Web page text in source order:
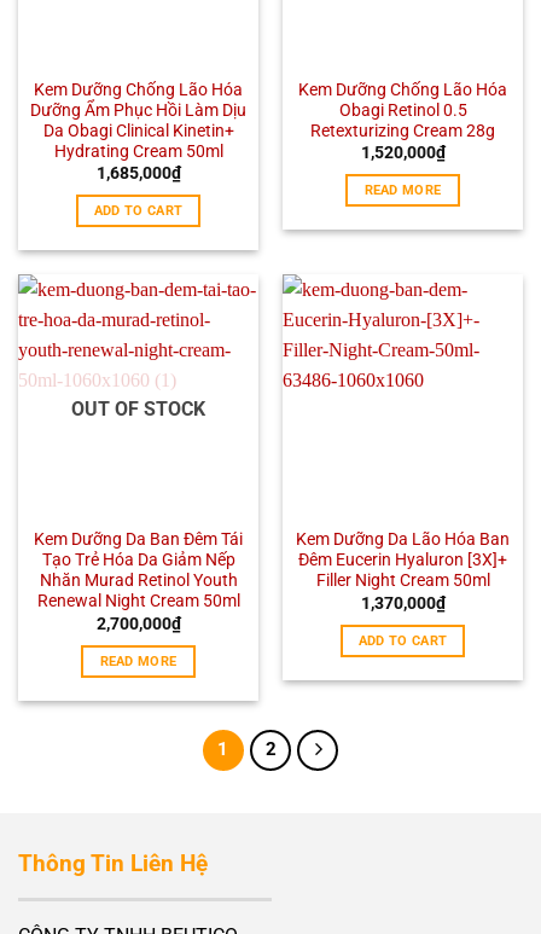
Kem Dưỡng Chống Lão Hóa
Dưỡng Ẩm Phục Hồi Làm Dịu
Da Obagi Clinical Kinetin+
Hydrating Cream 50ml
1,685,000₫
ADD TO CART
Kem Dưỡng Chống Lão Hóa
Obagi Retinol 0.5
Retexturizing Cream 28g
1,520,000₫
READ MORE
OUT OF STOCK
Kem Dưỡng Da Ban Đêm Tái
Tạo Trẻ Hóa Da Giảm Nếp
Nhăn Murad Retinol Youth
Renewal Night Cream 50ml
2,700,000₫
READ MORE
Kem Dưỡng Da Lão Hóa Ban
Đêm Eucerin Hyaluron [3X]+
Filler Night Cream 50ml
1,370,000₫
ADD TO CART
1 2
Thông Tin Liên Hệ